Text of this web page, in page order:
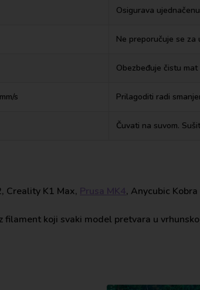
Osigurava
Ne preporučuje se za
Obezbeđuje čistu mat
s Prilagoditi radi
Čuvati na suvom.
Creality K1 Max, Prusa MK4, Anycubic
koji svaki model pretvara u